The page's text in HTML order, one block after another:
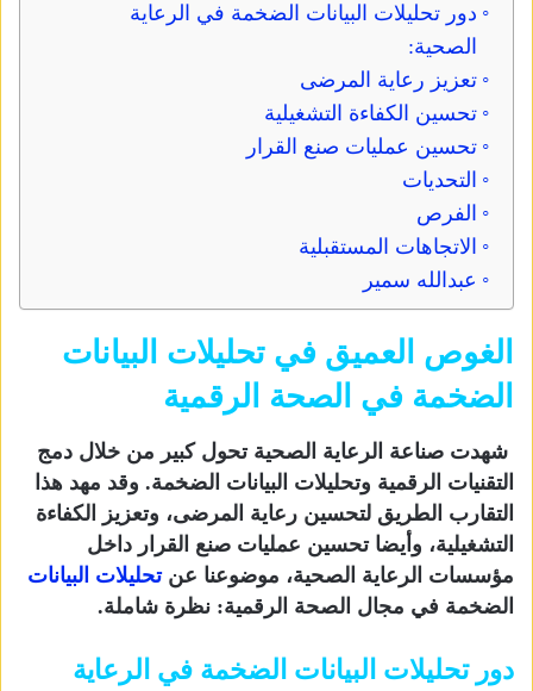
دور تحليلات البيانات الضخمة في الرعاية
الصحية:
تعزيز رعاية المرضى
تحسين الكفاءة التشغيلية
تحسين عمليات صنع القرار
التحديات
الفرص
الاتجاهات المستقبلية
عبدالله سمير
الغوص العميق في تحليلات البيانات
الضخمة في الصحة الرقمية
شهدت صناعة الرعاية الصحية تحول كبير من خلال دمج
التقنيات الرقمية وتحليلات البيانات الضخمة. وقد مهد هذا
التقارب الطريق لتحسين رعاية المرضى، وتعزيز الكفاءة
التشغيلية، وأيضا تحسين عمليات صنع القرار داخل
مؤسسات الرعاية الصحية، موضوعنا عنتحليلات البيانات
الضخمة في مجال الصحة الرقمية: نظرة شاملة.
دور تحليلات البيانات الضخمة في الرعاية